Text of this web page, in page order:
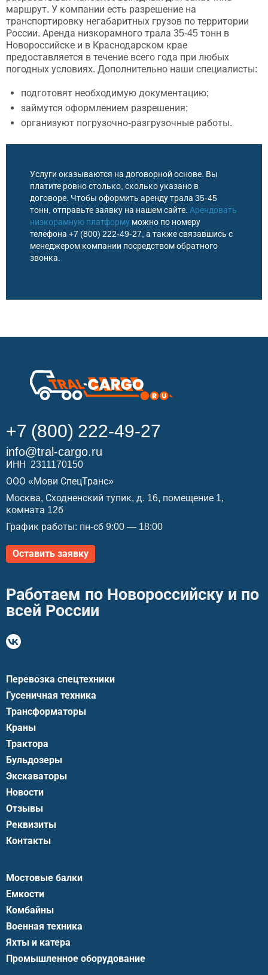
маршрут. У компании есть разрешение на
транспортировку негабаритных грузов по территории
России. Аренда низкорамного трала 35-45 тонн в
Новороссийске и в Краснодарском крае
предоставляется в течение всего года при любых
погодных условиях. Дополнительно наши специалисты:
подготовят необходимую документацию;
займутся оформлением разрешения;
организуют погрузочно-разгрузочные работы.
Услуги оказываются на договорной основе. Вы
платите ровно столько, сколько указано в
договоре. Чтобы оформить аренду трала 35-45
тонн, отправьте заявку на нашем сайте. Арендовать
низкорамную платформу можно по номеру
телефона +7 (800) 222-49-27, а также связавшись с
менеджером компании посредством обратного
звонка.
+7 (800) 222-49-27
info@tral-cargo.ru
ИНН 2311170150
ООО «Мови СпецТранс»
Москва, Сходненский тупик, д. 16, помещение 1,
комната 12б
График работы: пн-сб 9:00 — 18:00
Оставить заявку
Работаем по Новороссийску и по
всей России
Перевозка спецтехники
Гусеничная техника
Трансформаторы
Краны
Трактора
Бульдозеры
Экскаваторы
Новости
Отзывы
Реквизиты
Контакты
Мостовые балки
Емкости
Комбайны
Военная техника
Яхты и катера
Промышленное оборудование